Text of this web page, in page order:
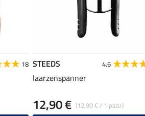
18 STEEDS 4.6
laarzenspanner
(12,90 € / 1 paar)
12,90 €